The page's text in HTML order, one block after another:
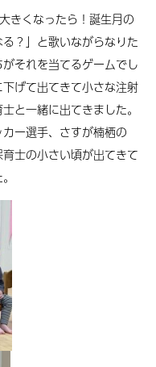
きくなったら！誕生月の
？」と歌いながらなりた
それを当てるゲームでし
げて出てきて小さな注射
と一緒に出てきました。
ー選手、さすが楠栖の
士の小さい頃が出てきて